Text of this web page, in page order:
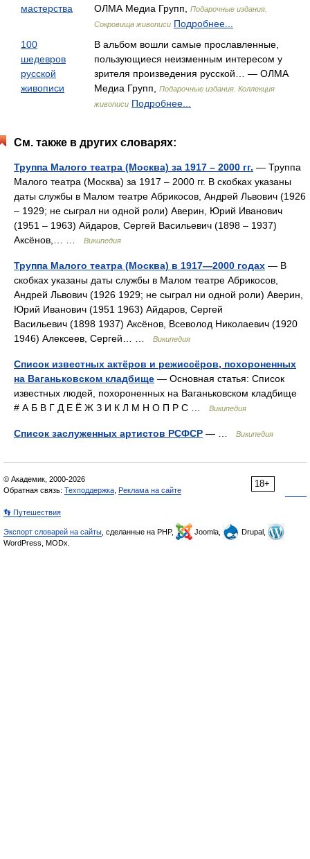
мастерства
ОЛМА Медиа Групп,
Подарочные издания.
Сокровища живописи Подробнее...
100
шедевров
русской
живописи
В альбом вошли самые прославленные,
пользующиеся неизменным интересом у
зрителя произведения русской… — ОЛМА
Медиа Групп,
Подарочные издания. Коллекция
живописи Подробнее...
См. также в других словарях:
Труппа Малого театра (Москва) за 1917 – 2000 гг. — Труппа
Малого театра (Москва) за 1917 – 2000 гг. В скобках указаны
даты службы в Малом театре Абрикосов, Андрей Львович (1926
– 1929; не сыграл ни одной роли) Аверин, Юрий Иванович
(1951 – 1963) Айдаров, Сергей Васильевич (1898 – 1937)
Аксёнов,… …
Википедия
Труппа Малого театра (Москва) в 1917—2000 годах — В
скобках указаны даты службы в Малом театре Абрикосов,
Андрей Львович (1926 1929; не сыграл ни одной роли) Аверин,
Юрий Иванович (1951 1963) Айдаров, Сергей
Васильевич (1898 1937) Аксёнов, Всеволод Николаевич (1920
1946) Алексеев, Сергей… …
Википедия
Список известных актёров и режиссёров, похороненных
на Ваганьковском кладбище — Основная статья: Список
известных людей, похороненных на Ваганьковском кладбище
# А Б В Г Д Е Ё Ж З И К Л М Н О П Р С …
Википедия
Список заслуженных артистов РСФСР — … Википедия
18+
© Академик, 2000-2026
Обратная связь: Техподдержка Реклама на сайте
👣 Путешествия
Экспорт словарей на сайты , сделанные на PHP, Joomla,
Drupal,
WordPress, MODx.